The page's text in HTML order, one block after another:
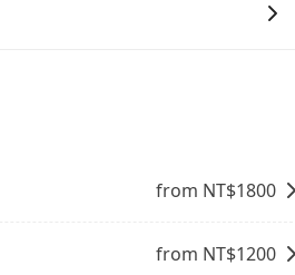
人數超過12位就一定是叫一台中巴
選擇使用像是旅步提供的包車服
from NT$1800
from NT$1200